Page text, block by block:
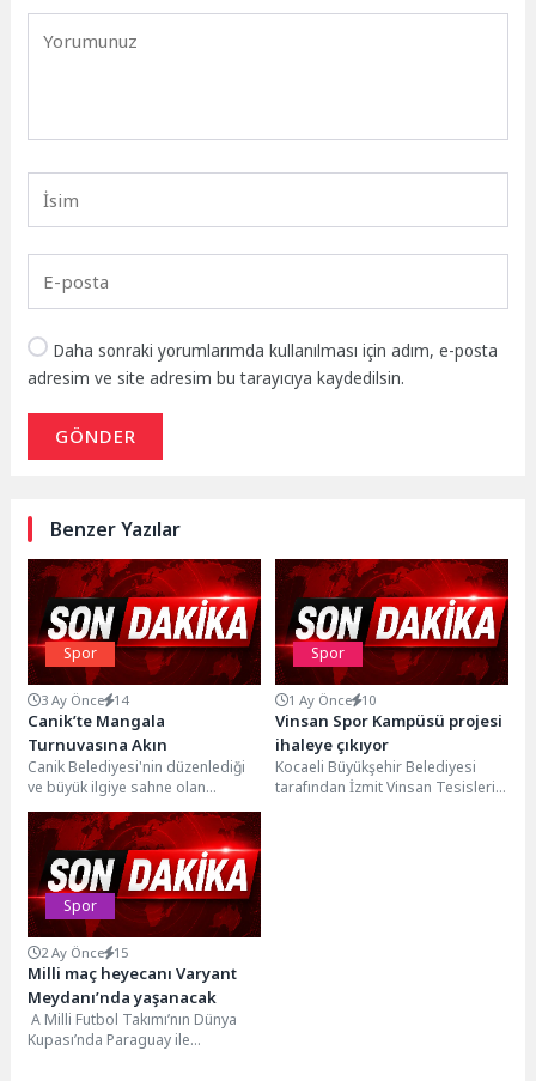
Daha sonraki yorumlarımda kullanılması için adım, e-posta
adresim ve site adresim bu tarayıcıya kaydedilsin.
GÖNDER
Benzer Yazılar
Spor
3 Ay Önce 14
Canik’te Mangala
Turnuvasına Akın
Canik Belediyesi'nin düzenlediği
ve büyük ilgiye sahne olan
geleneksel Canik Mangala
Turnuvası'nda bağımsız gelecek
için...
Spor
1 Ay Önce 10
Vinsan Spor Kampüsü projesi
ihaleye çıkıyor
Kocaeli Büyükşehir Belediyesi
tarafından İzmit Vinsan Tesisleri
Spor
2 Ay Önce 15
Milli maç heyecanı Varyant
Meydanı’nda yaşanacak
A Milli Futbol Takımı’nın Dünya
Kupası’nda Paraguay ile